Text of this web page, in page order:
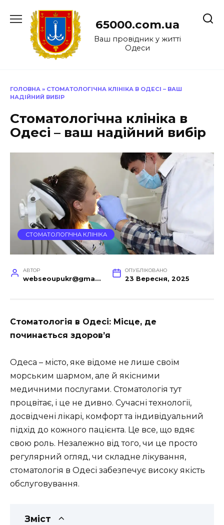
до
65000.com.ua
Ваш провідник у житті
Одеси
ГОЛОВНА » СТОМАТОЛОГІЧНА КЛІНІКА В ОДЕСІ – ВАШ
НАДІЙНИЙ ВИБІР
Стоматологічна клініка в
Одесі – ваш надійний вибір
СТОМАТОЛОГІЧНА КЛІНІКА
АВТОР
webseoupukr@gmail.com
ОПУБЛІКОВАНО
23 Вересня, 2025
Стоматологія в Одесі: Місце, де
починається здоров’я
Одеса – місто, яке відоме не лише своїм
морським шармом, але й якісними
медичними послугами. Стоматологія тут
процвітає, і це не дивно. Сучасні технології,
досвідчені лікарі, комфорт та індивідуальний
підхід до кожного пацієнта. Це все, що вдяє
свою роль. Незалежно від того, чи це просто
регулярний огляд, чи складне лікування,
стоматологія в Одесі забезпечує високу якість
обслуговування.
Зміст